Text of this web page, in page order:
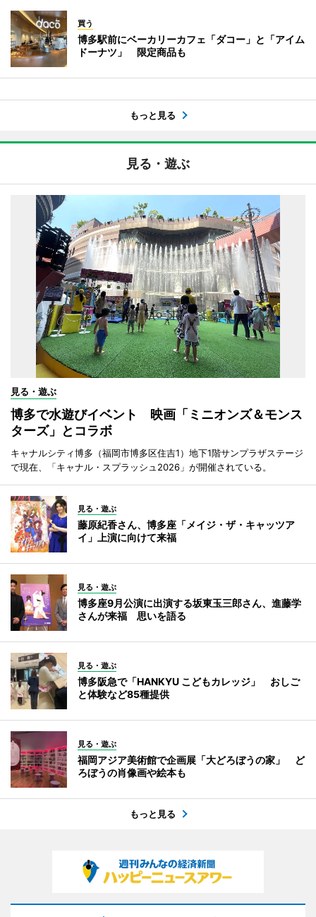
買う
博多駅前にベーカリーカフェ「ダコー」と「アイム
ドーナツ」 限定商品も
もっと見る
見る・遊ぶ
見る・遊ぶ
博多で水遊びイベント 映画「ミニオンズ＆モンス
ターズ」とコラボ
キャナルシティ博多（福岡市博多区住吉1）地下1階サンプラザステージ
で現在、「キャナル・スプラッシュ2026」が開催されている。
見る・遊ぶ
藤原紀香さん、博多座「メイジ・ザ・キャッツア
イ」上演に向けて来福
見る・遊ぶ
博多座9月公演に出演する坂東玉三郎さん、進藤学
さんが来福 思いを語る
見る・遊ぶ
博多阪急で「HANKYU こどもカレッジ」 おしご
と体験など85種提供
見る・遊ぶ
福岡アジア美術館で企画展「大どろぼうの家」 ど
ろぼうの肖像画や絵本も
もっと見る